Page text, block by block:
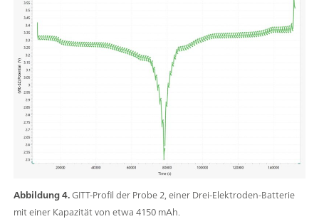
Abbildung 4.GITT-Profil der Probe 2, einer Drei-Elektroden-Batterie
mit einer Kapazität von etwa 4150 mAh.